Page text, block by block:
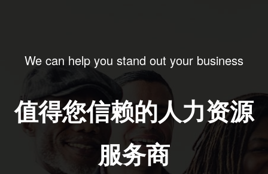
We can help you stand out your business
值得您信赖的人力资源
服务商